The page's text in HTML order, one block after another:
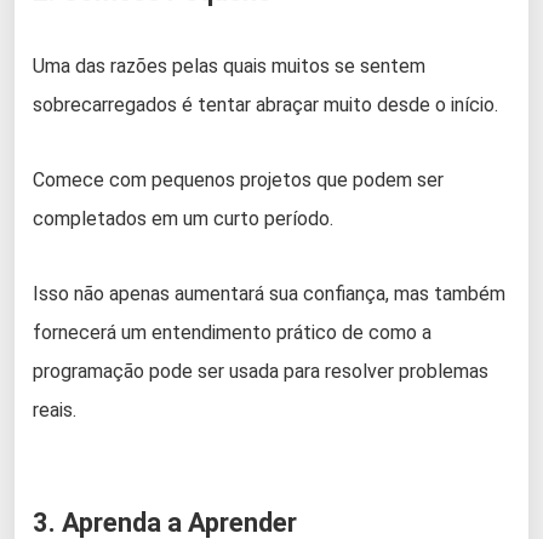
Uma das razões pelas quais muitos se sentem
sobrecarregados é tentar abraçar muito desde o início.
Comece com pequenos projetos que podem ser
completados em um curto período.
Isso não apenas aumentará sua confiança, mas também
fornecerá um entendimento prático de como a
programação pode ser usada para resolver problemas
reais.
3. Aprenda a Aprender